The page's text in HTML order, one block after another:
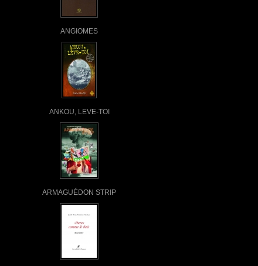
ANGIOMES
ANKOU, LEVE-TOI
ARMAGUÉDON STRIP